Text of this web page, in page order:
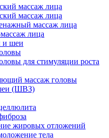
массаж лица
массаж лица
массаж лица
лица
и шеи
для стимуляции роста
массаж головы
(ШВЗ)
жировых отложений
тела